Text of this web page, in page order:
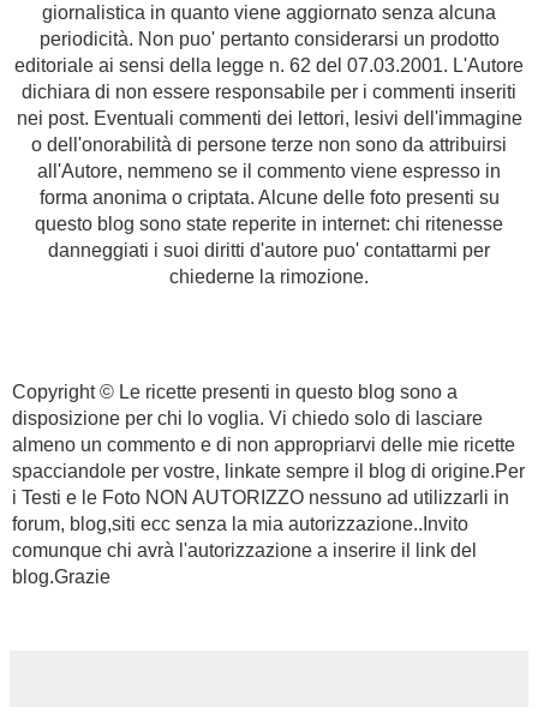
giornalistica in quanto viene aggiornato senza alcuna
periodicità. Non puo' pertanto considerarsi un prodotto
editoriale ai sensi della legge n. 62 del 07.03.2001. L'Autore
dichiara di non essere responsabile per i commenti inseriti
nei post. Eventuali commenti dei lettori, lesivi dell'immagine
o dell'onorabilità di persone terze non sono da attribuirsi
all'Autore, nemmeno se il commento viene espresso in
forma anonima o criptata. Alcune delle foto presenti su
questo blog sono state reperite in internet: chi ritenesse
danneggiati i suoi diritti d'autore puo' contattarmi per
chiederne la rimozione.
Copyright © Le ricette presenti in questo blog sono a
disposizione per chi lo voglia. Vi chiedo solo di lasciare
almeno un commento e di non appropriarvi delle mie ricette
spacciandole per vostre, linkate sempre il blog di origine.Per
i Testi e le Foto NON AUTORIZZO nessuno ad utilizzarli in
forum, blog,siti ecc senza la mia autorizzazione.. Invito
comunque chi avrà l'autorizzazione a inserire il link del
blog.Grazie